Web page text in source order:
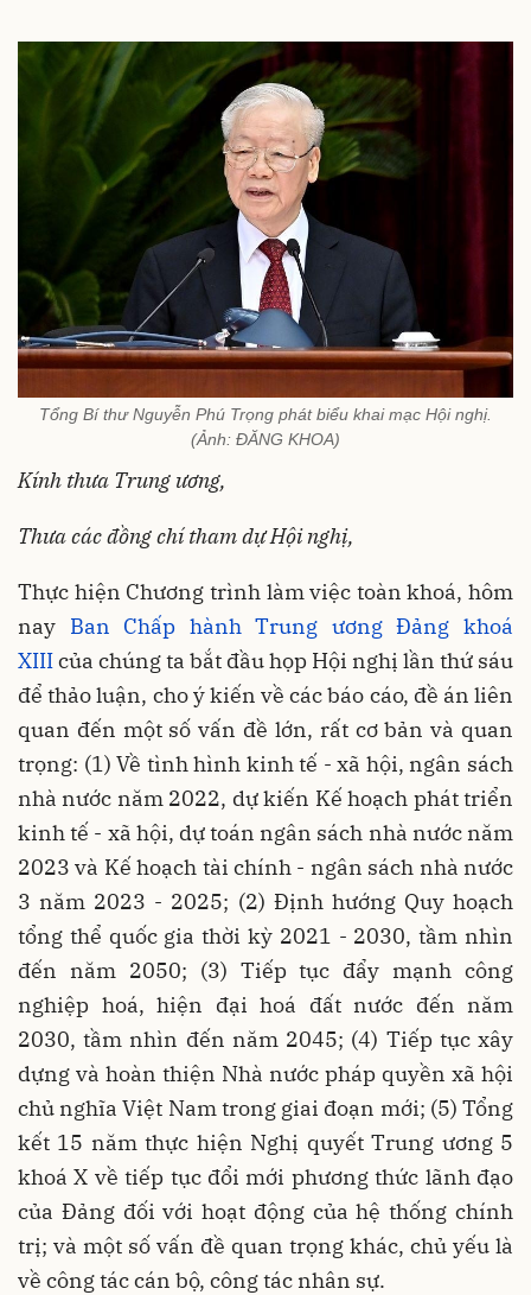
Tổng Bí thư Nguyễn Phú Trọng phát biểu khai mạc Hội nghị.
(Ảnh: ĐĂNG KHOA)
Kính thưa Trung ương,
Thưa các đồng chí tham dự Hội nghị,
Thực hiện Chương trình làm việc toàn khoá, hôm
nay Ban Chấp hành Trung ương Đảng khoá
XIIIcủa chúng ta bắt đầu họp Hội nghị lần thứ sáu
để thảo luận, cho ý kiến về các báo cáo, đề án liên
quan đến một số vấn đề lớn, rất cơ bản và quan
trọng: (1) Về tình hình kinh tế - xã hội, ngân sách
nhà nước năm 2022, dự kiến Kế hoạch phát triển
kinh tế - xã hội, dự toán ngân sách nhà nước năm
2023 và Kế hoạch tài chính - ngân sách nhà nước
3 năm 2023 - 2025; (2) Định hướng Quy hoạch
tổng thể quốc gia thời kỳ 2021 - 2030, tầm nhìn
đến năm 2050; (3) Tiếp tục đẩy mạnh công
nghiệp hoá, hiện đại hoá đất nước đến năm
2030, tầm nhìn đến năm 2045; (4) Tiếp tục xây
dựng và hoàn thiện Nhà nước pháp quyền xã hội
chủ nghĩa Việt Nam trong giai đoạn mới; (5) Tổng
kết 15 năm thực hiện Nghị quyết Trung ương 5
khoá X về tiếp tục đổi mới phương thức lãnh đạo
của Đảng đối với hoạt động của hệ thống chính
trị; và một số vấn đề quan trọng khác, chủ yếu là
về công tác cán bộ, công tác nhân sự.